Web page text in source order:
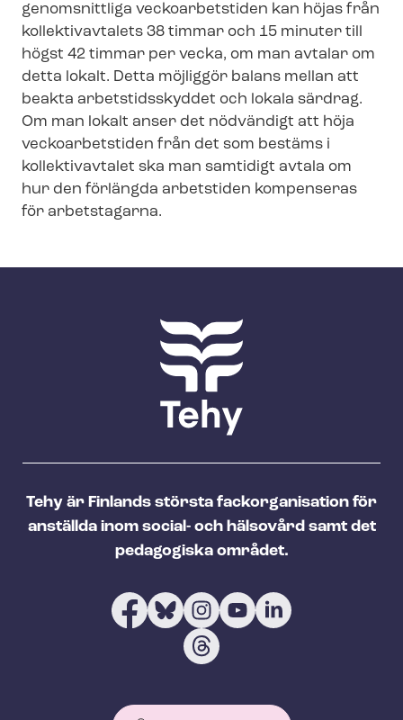
genomsnittliga veckoarbetstiden kan höjas från
kollektivavtalets 38 timmar och 15 minuter till
högst 42 timmar per vecka, om man avtalar om
detta lokalt. Detta möjliggör balans mellan att
beakta arbetstidsskyddet och lokala särdrag.
Om man lokalt anser det nödvändigt att höja
veckoarbetstiden från det som bestäms i
kollektivavtalet ska man samtidigt avtala om
hur den förlängda arbetstiden kompenseras
för arbetstagarna.
Tehy är Finlands största fackorganisation för
anställda inom social- och hälsovård samt det
pedagogiska området.